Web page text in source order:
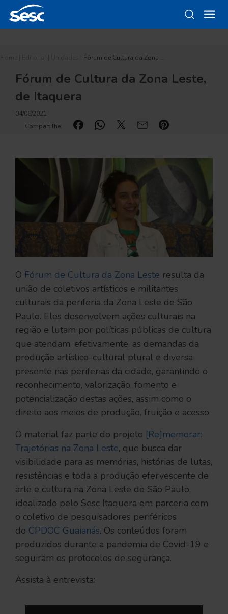
Fórum de Cultura da Zona …
Fórum de Cultura da Zona Leste,
de Itaquera
04/06/2021
Compartilhe:
O Fórum de Cultura da Zona Leste resulta da
união de coletivos artísticos e militantes
culturais da periferia da Zona Leste de São
Paulo. Eles desenvolvem ações culturais na
região e lutam por políticas públicas de cultura
que atendam, efetivamente, as demandas da
produção artístico-cultural plural e diversa
presente nas periferias da cidade, garantindo o
reconhecimento, valorização, fomento e
potencialização destas ações, assim como o
direito aos meios de produção, fruição e acesso.
O material faz parte do projeto [Re]memorar:
Trajetórias na Zona Leste, que busca dar
visibilidade para as memórias, histórias de lutas,
resistências e toda a produção efervescente de
arte e cultura na Zona Leste de São Paulo,
idealizado pelo Sesc Itaquera em parceria com
o coletivo de pesquisadores periféricos
do CPDOC Guaianás. Os conteúdos foram
produzidos durante a pandemia de Covid-19 e
seguiram os protocolos de segurança.
Assista à entrevista: